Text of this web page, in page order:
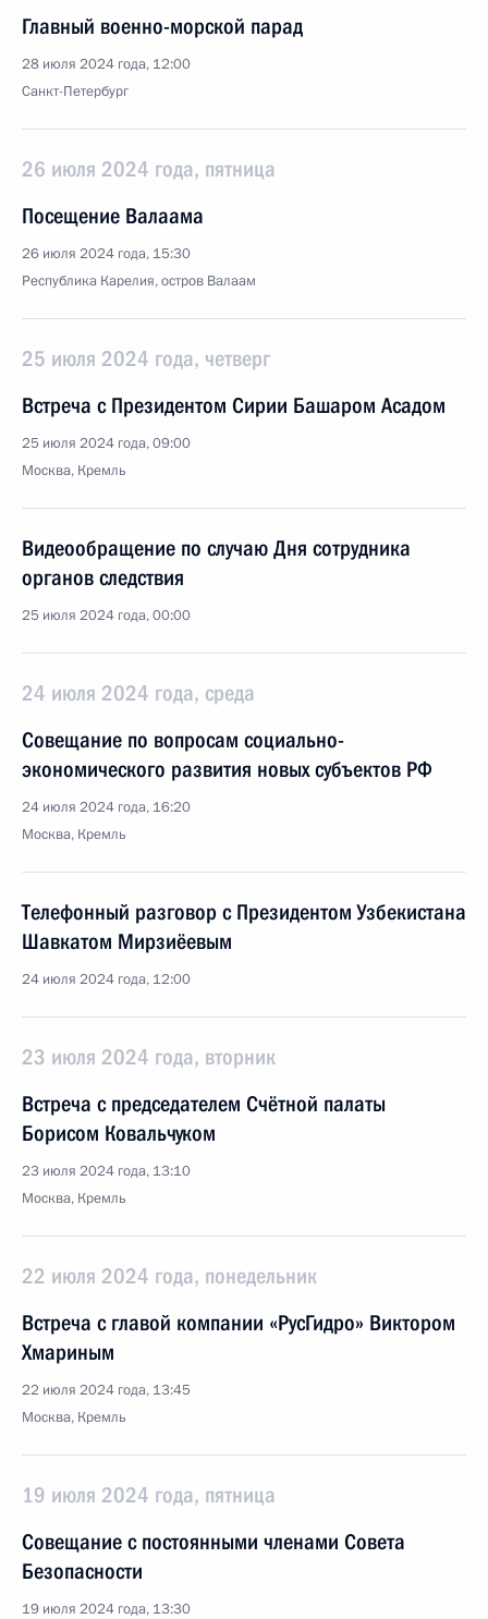
Главный военно-морской парад
28 июля 2024 года, 12:00
Санкт-Петербург
26 июля 2024 года, пятница
Посещение Валаама
26 июля 2024 года, 15:30
Республика Карелия, остров Валаам
25 июля 2024 года, четверг
Встреча с Президентом Сирии Башаром Асадом
25 июля 2024 года, 09:00
Москва, Кремль
Видеообращение по случаю Дня сотрудника
органов следствия
25 июля 2024 года, 00:00
24 июля 2024 года, среда
Совещание по вопросам социально-
экономического развития новых субъектов РФ
24 июля 2024 года, 16:20
Москва, Кремль
Телефонный разговор с Президентом Узбекистана
Шавкатом Мирзиёевым
24 июля 2024 года, 12:00
23 июля 2024 года, вторник
Встреча с председателем Счётной палаты
Борисом Ковальчуком
23 июля 2024 года, 13:10
Москва, Кремль
22 июля 2024 года, понедельник
Встреча с главой компании «РусГидро» Виктором
Хмариным
22 июля 2024 года, 13:45
Москва, Кремль
19 июля 2024 года, пятница
Совещание с постоянными членами Совета
Безопасности
19 июля 2024 года, 13:30